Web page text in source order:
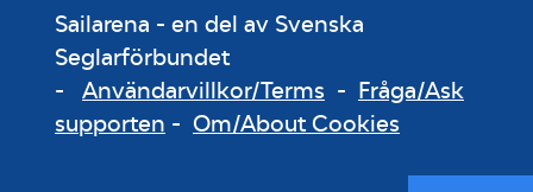
Sailarena - en del av Svenska
Seglarförbundet
- Användarvillkor/Terms - Fråga/Ask
supporten - Om/About Cookies